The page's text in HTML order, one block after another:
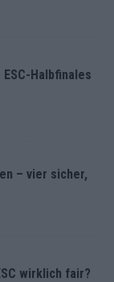
Halbfinales
– vier sicher,
wirklich fair?